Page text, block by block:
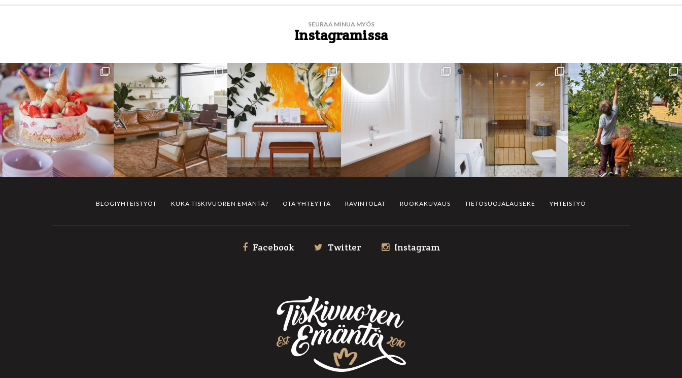
SEURAA MINUA MYÖS
Instagramissa
BLOGIYHTEISTYÖT KUKA TISKIVUOREN EMÄNTÄ? OTA YHTEYTTÄ RAVINTOLAT RUOKAKUVAUS TIETOSUOJALAUSEKE YHTEISTYÖ
Facebook Twitter Instagram